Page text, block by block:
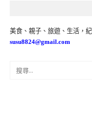
美食、親子、旅遊、生活，
susu8824@gmail.com